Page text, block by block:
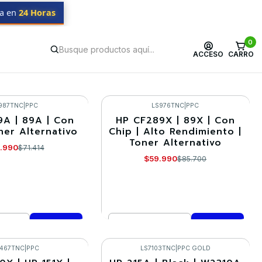
ACCESO
0
CARRO
en 24 Horas
| PPC
| 89A | Con
Alternativo
$71.414
ahora
-30%
LS976TNC PPC
HP CF289X | 89X | Con
Chip | Alto Rendimiento |
Toner Alternativo
$59.990$85.700
Comprar ahora
| PPC LS7103TNC| PPC GOLD